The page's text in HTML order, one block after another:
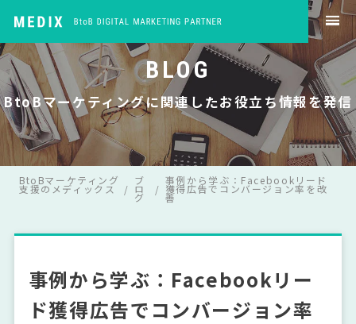
BLOG
BtoBマーケティングに関連したお役立ち情報を発信
BtoBマーケティング
支援のメディックス
ブ
ロ
グ
事例から学ぶ：Facebookリード
獲得広告でコンバージョン率を改
善
事例から学ぶ：Facebookリー
ド獲得広告でコンバージョン率